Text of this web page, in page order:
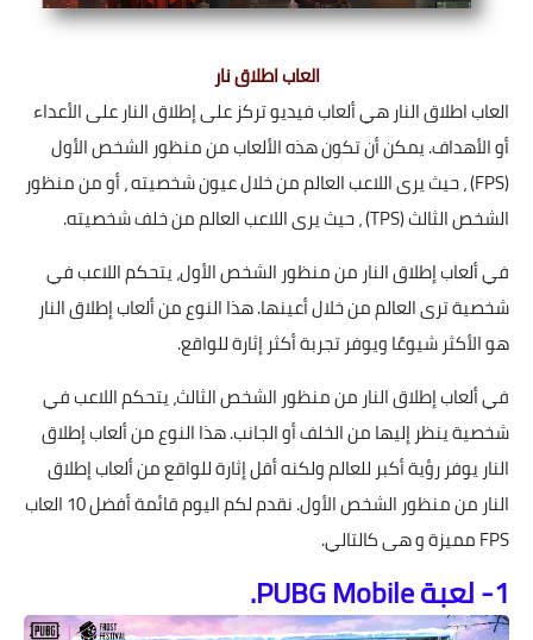
العاب اطلاق نار
العاب اطلاق النار هي ألعاب فيديو تركز على إطلاق النار على الأعداء
أو الأهداف. يمكن أن تكون هذه الألعاب من منظور الشخص الأول
(FPS) ، حيث يرى اللاعب العالم من خلال عيون شخصيته ، أو من منظور
الشخص الثالث (TPS) ، حيث يرى اللاعب العالم من خلف شخصيته.
في ألعاب إطلاق النار من منظور الشخص الأول، يتحكم اللاعب في
شخصية ترى العالم من خلال أعينها. هذا النوع من ألعاب إطلاق النار
هو الأكثر شيوعًا ويوفر تجربة أكثر إثارة للواقع.
في ألعاب إطلاق النار من منظور الشخص الثالث، يتحكم اللاعب في
شخصية ينظر إليها من الخلف أو الجانب. هذا النوع من ألعاب إطلاق
النار يوفر رؤية أكبر للعالم ولكنه أقل إثارة للواقع من ألعاب إطلاق
النار من منظور الشخص الأول. نقدم لكم اليوم قائمة أفضل 10 العاب
FPS مميزة و هى كالتالي.
1- لعبة PUBG Mobile.